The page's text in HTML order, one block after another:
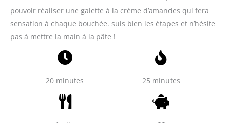
pouvoir réaliser une galette à la crème d’amandes qui fera
sensation à chaque bouchée. suis bien les étapes et n’hésite
pas à mettre la main à la pâte !
20 minutes 25 minutes